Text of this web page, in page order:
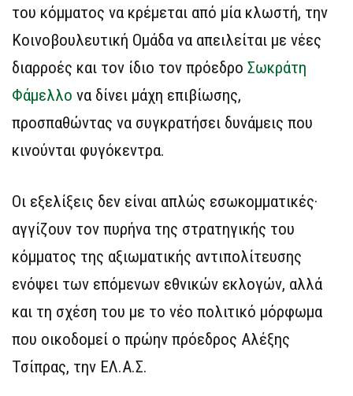
του κόμματος να κρέμεται από μία κλωστή, την
Κοινοβουλευτική Ομάδα να απειλείται με νέες
διαρροές και τον ίδιο τον πρόεδρο Σωκράτη
Φάμελλο να δίνει μάχη επιβίωσης,
προσπαθώντας να συγκρατήσει δυνάμεις που
κινούνται φυγόκεντρα.
Οι εξελίξεις δεν είναι απλώς εσωκομματικές·
αγγίζουν τον πυρήνα της στρατηγικής του
κόμματος της αξιωματικής αντιπολίτευσης
ενόψει των επόμενων εθνικών εκλογών, αλλά
και τη σχέση του με το νέο πολιτικό μόρφωμα
που οικοδομεί ο πρώην πρόεδρος Αλέξης
Τσίπρας, την ΕΛ.Α.Σ.